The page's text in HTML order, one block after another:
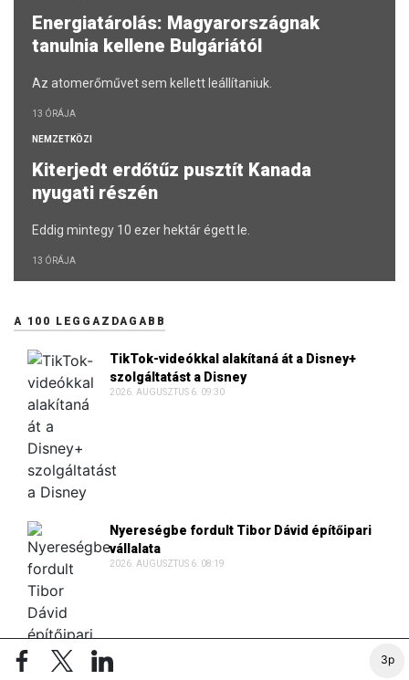
3p
Energiatárolás: Magyarországnak
tanulnia kellene Bulgáriától
Az atomerőművet sem kellett leállítaniuk.
13 ÓRÁJA
NEMZETKÖZI
Kiterjedt erdőtűz pusztít Kanada
nyugati részén
Eddig mintegy 10 ezer hektár égett le.
13 ÓRÁJA
A 100 LEGGAZDAGABB
TikTok-videókkal alakítaná át a Disney+
szolgáltatást a Disney
2026. AUGUSZTUS 6. 09:30
Nyereségbe fordult Tibor Dávid építőipari
vállalata
2026. AUGUSZTUS 6. 08:19